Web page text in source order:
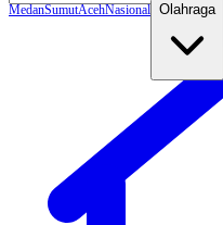
MedanSumutAcehNasional Olahraga